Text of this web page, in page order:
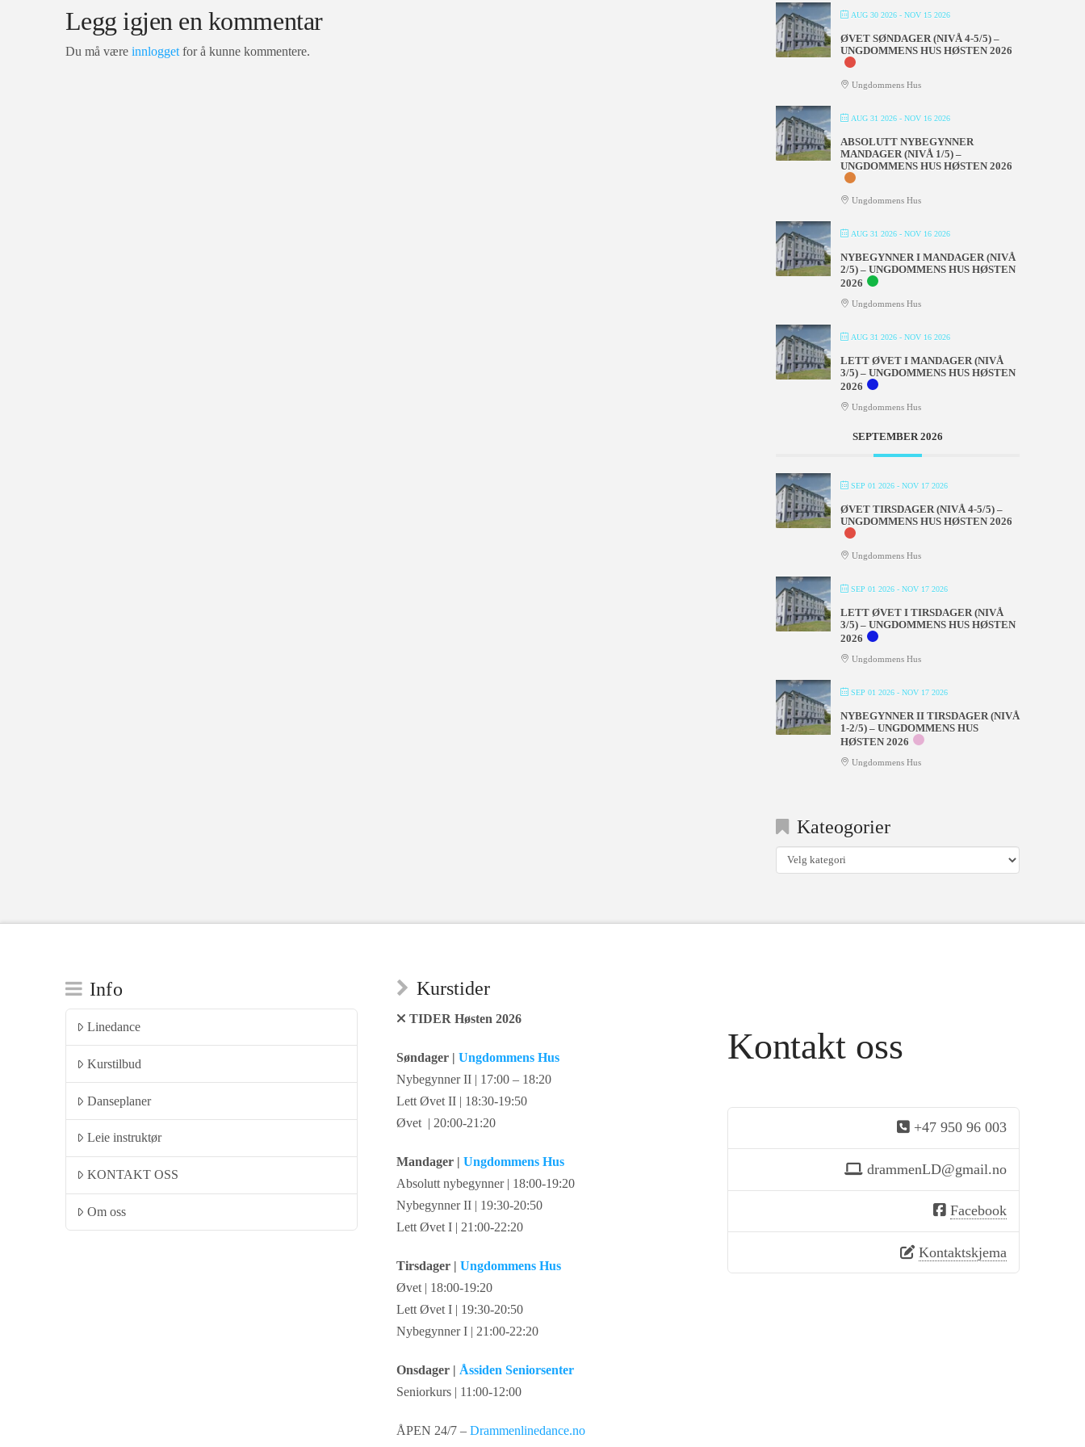
Legg igjen en kommentar
Du må være innloggetfor å kunne kommentere.
AUG 30 2026 - NOV 15 2026
ØVET SØNDAGER (NIVÅ 4-5/5) –
UNGDOMMENS HUS HØSTEN 2026
Ungdommens Hus
AUG 31 2026 - NOV 16 2026
ABSOLUTT NYBEGYNNER
MANDAGER (NIVÅ 1/5) –
UNGDOMMENS HUS HØSTEN 2026
Ungdommens Hus
AUG 31 2026 - NOV 16 2026
NYBEGYNNER I MANDAGER (NIVÅ
2/5) – UNGDOMMENS HUS HØSTEN
2026
Ungdommens Hus
AUG 31 2026 - NOV 16 2026
LETT ØVET I MANDAGER (NIVÅ
3/5) – UNGDOMMENS HUS HØSTEN
2026
Ungdommens Hus
SEPTEMBER 2026
SEP 01 2026 - NOV 17 2026
ØVET TIRSDAGER (NIVÅ 4-5/5) –
UNGDOMMENS HUS HØSTEN 2026
Ungdommens Hus
SEP 01 2026 - NOV 17 2026
LETT ØVET I TIRSDAGER (NIVÅ
3/5) – UNGDOMMENS HUS HØSTEN
2026
Ungdommens Hus
SEP 01 2026 - NOV 17 2026
NYBEGYNNER II TIRSDAGER (NIVÅ
1-2/5) – UNGDOMMENS HUS
HØSTEN 2026
Ungdommens Hus
Kateogorier
Kateogorier
Info
Linedance
Kurstilbud
Danseplaner
Leie instruktør
KONTAKT OSS
Om oss
Kurstider
TIDER Høsten 2026
Søndager | Ungdommens Hus
Nybegynner II | 17:00 – 18:20
Lett Øvet II | 18:30-19:50
Øvet | 20:00-21:20
Mandager | Ungdommens Hus
Absolutt nybegynner | 18:00-19:20
Nybegynner II | 19:30-20:50
Lett Øvet I | 21:00-22:20
Tirsdager | Ungdommens Hus
Øvet | 18:00-19:20
Lett Øvet I | 19:30-20:50
Nybegynner I | 21:00-22:20
Onsdager | Åssiden Seniorsenter
Seniorkurs | 11:00-12:00
ÅPEN 24/7 – Drammenlinedance.no
Kontakt oss
+47 950 96 003
drammenLD@gmail.no
Facebook
Kontaktskjema